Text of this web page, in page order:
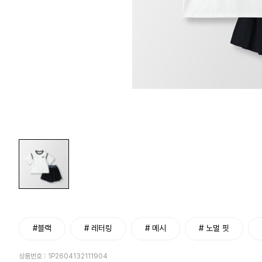
#블랙 # 레터링 # 메시 # 노멀 핏
상품번호 : 1P2604132111904